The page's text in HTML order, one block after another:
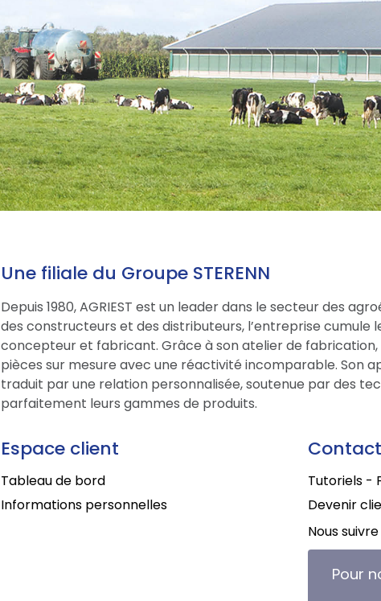
Une filiale du Groupe STERENN
Depuis 1980, AGRIEST est un leader dans le secteur des
des constructeurs et des distributeurs, l’entreprise cumule
concepteur et fabricant. Grâce à son atelier de fabrication,
pièces sur mesure avec une réactivité incomparable. Son
traduit par une relation personnalisée, soutenue par des
parfaitement leurs gammes de produits.
Espace client
Tableau de bord
Informations personnelles
Tutoriels -
Devenir
Nous suivre
Pour